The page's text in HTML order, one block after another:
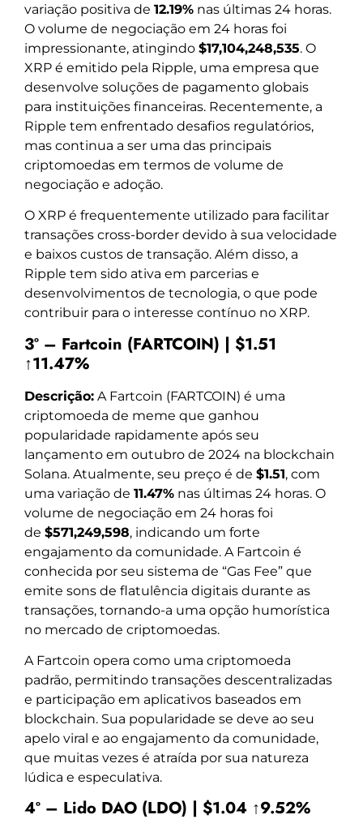
variação positiva de 12.19% nas últimas 24 horas.
O volume de negociação em 24 horas foi
impressionante, atingindo $17,104,248,535. O
XRP é emitido pela Ripple, uma empresa que
desenvolve soluções de pagamento globais
para instituições financeiras. Recentemente, a
Ripple tem enfrentado desafios regulatórios,
mas continua a ser uma das principais
criptomoedas em termos de volume de
negociação e adoção.
O XRP é frequentemente utilizado para facilitar
transações cross-border devido à sua velocidade
e baixos custos de transação. Além disso, a
Ripple tem sido ativa em parcerias e
desenvolvimentos de tecnologia, o que pode
contribuir para o interesse contínuo no XRP.
3º – Fartcoin (FARTCOIN) | $1.51
↑11.47%
Descrição: A Fartcoin (FARTCOIN) é uma
criptomoeda de meme que ganhou
popularidade rapidamente após seu
lançamento em outubro de 2024 na blockchain
Solana. Atualmente, seu preço é de $1.51, com
uma variação de 11.47% nas últimas 24 horas. O
volume de negociação em 24 horas foi
de $571,249,598, indicando um forte
engajamento da comunidade. A Fartcoin é
conhecida por seu sistema de “Gas Fee” que
emite sons de flatulência digitais durante as
transações, tornando-a uma opção humorística
no mercado de criptomoedas.
A Fartcoin opera como uma criptomoeda
padrão, permitindo transações descentralizadas
e participação em aplicativos baseados em
blockchain. Sua popularidade se deve ao seu
apelo viral e ao engajamento da comunidade,
que muitas vezes é atraída por sua natureza
lúdica e especulativa.
4º – Lido DAO (LDO) | $1.04 ↑9.52%